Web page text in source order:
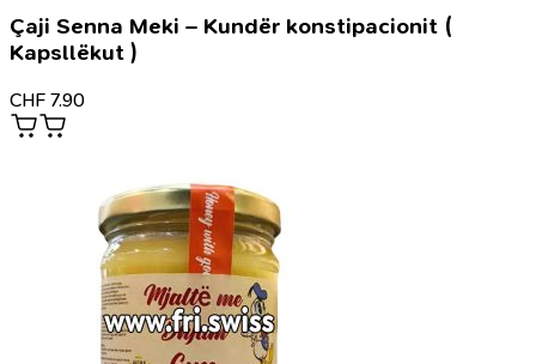
Çaji Senna Meki – Kundër konstipacionit (
Kapsllëkut )
CHF 7.90